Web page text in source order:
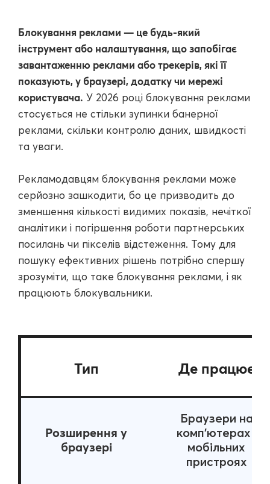
Блокування реклами — це будь-який
інструмент або налаштування, що запобігає
завантаженню реклами або трекерів, які її
показують, у браузері, додатку чи мережі
користувача. У 2026 році блокування реклами
стосується не стільки зупинки банерної
реклами, скільки контролю даних, швидкості
та уваги.
Рекламодавцям блокування реклами може
серйозно зашкодити, бо це призводить до
зменшення кількості видимих показів, нечіткої
аналітики і погіршення роботи партнерських
посилань чи пікселів відстеження. Тому для
пошуку ефективних рішень потрібно спершу
зрозуміти, що таке блокування реклами, і як
працюють блокувальники.
Тип Де працює
Розширення у
браузері
Браузери на
комп’ютерах і
мобільних
пристроях